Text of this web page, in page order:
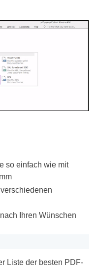
so einfach wie mit
Ihren Wünschen
Liste der besten PDF-